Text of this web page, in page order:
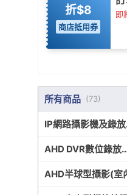
折$8
商店抵用券
即
所有商品 (73)
IP網路攝影機及錄放
AHD DVR數位錄放
AHD半球型攝影(室